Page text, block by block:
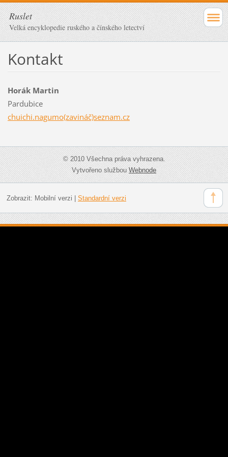
Ruslet
Velká encyklopedie ruského a čínského letectví
Kontakt
Horák Martin
Pardubice
chuichi.nagumo(zavináč)seznam.cz
© 2010 Všechna práva vyhrazena.
Vytvořeno službouWebnode
Zobrazit: Mobilní verzi Standardní verzi